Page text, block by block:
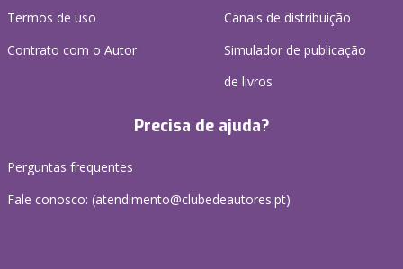
Termos de uso
Contrato com o Autor
Canais de distribuição
Simulador de publicação
de livros
Precisa de ajuda?
Perguntas frequentes
Fale conosco: (atendimento@clubedeautores.pt)